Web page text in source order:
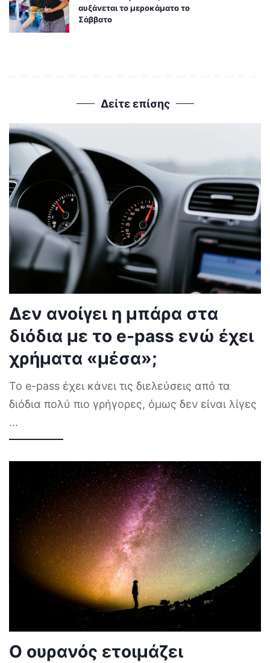
αυξάνεται το μεροκάματο το
Σάββατο
Δείτε επίσης
Δεν ανοίγει η μπάρα στα
διόδια με το e-pass ενώ έχει
χρήματα «μέσα»;
Το e-pass έχει κάνει τις διελεύσεις από τα
διόδια πολύ πιο γρήγορες, όμως δεν είναι λίγες
...
Ο ουρανός ετοιμάζει